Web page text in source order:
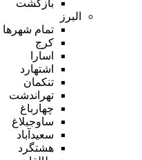
بازگشت
البرز
تمام شهر‌ها
کرج
اسارا
اشتهارد
تنکمان
تهراندشت
چهارباغ
ساوجبلاغ
سعیدآباد
هشتگرد